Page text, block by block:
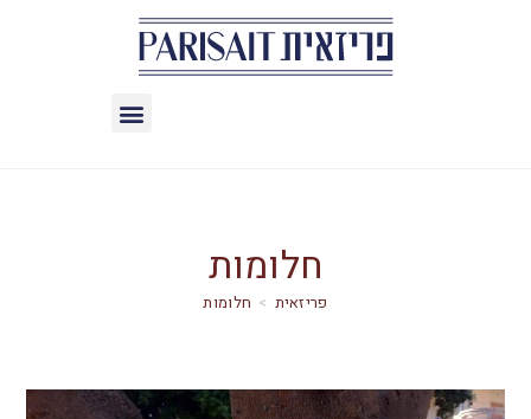
חלומות
> חלומות